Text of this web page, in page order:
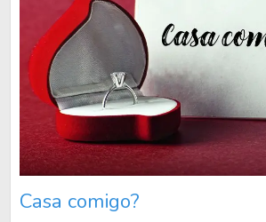
Casa comigo?